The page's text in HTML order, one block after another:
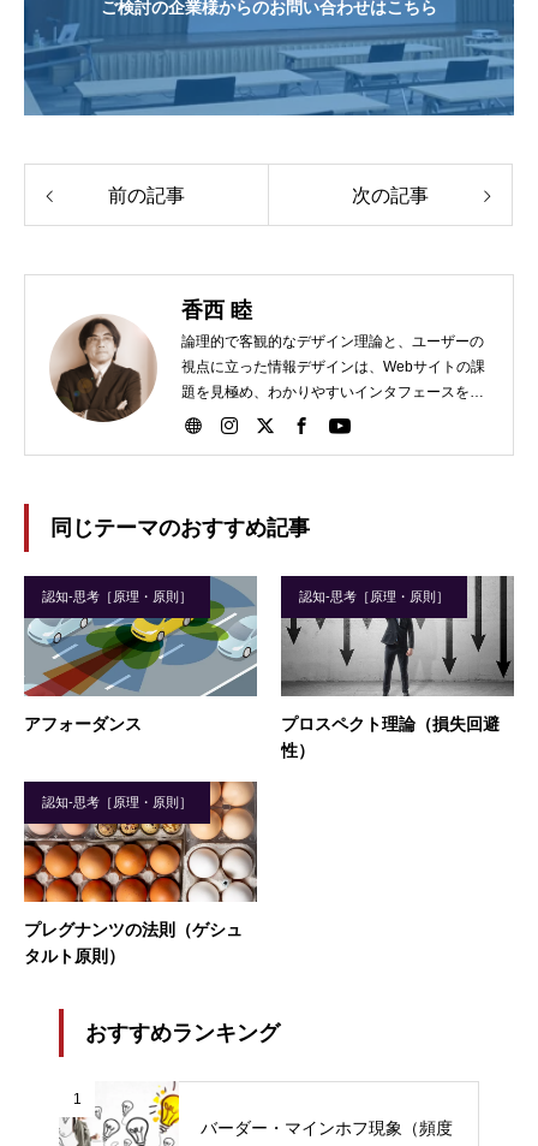
ご検討の企業様からのお問い合わせはこちら
前の記事 次の記事
香西 睦
論理的で客観的なデザイン理論と、ユーザーの
視点に立った情報デザインは、Webサイトの課
題を見極め、わかりやすいインタフェースを実
現！
同じテーマのおすすめ記事
認知-思考［原理・原則］
アフォーダンス
認知-思考［原理・原則］
プロスペクト理論（損失回避
性）
認知-思考［原理・原則］
プレグナンツの法則（ゲシュ
タルト原則）
おすすめランキング
1
バーダー・マインホフ現象（頻度